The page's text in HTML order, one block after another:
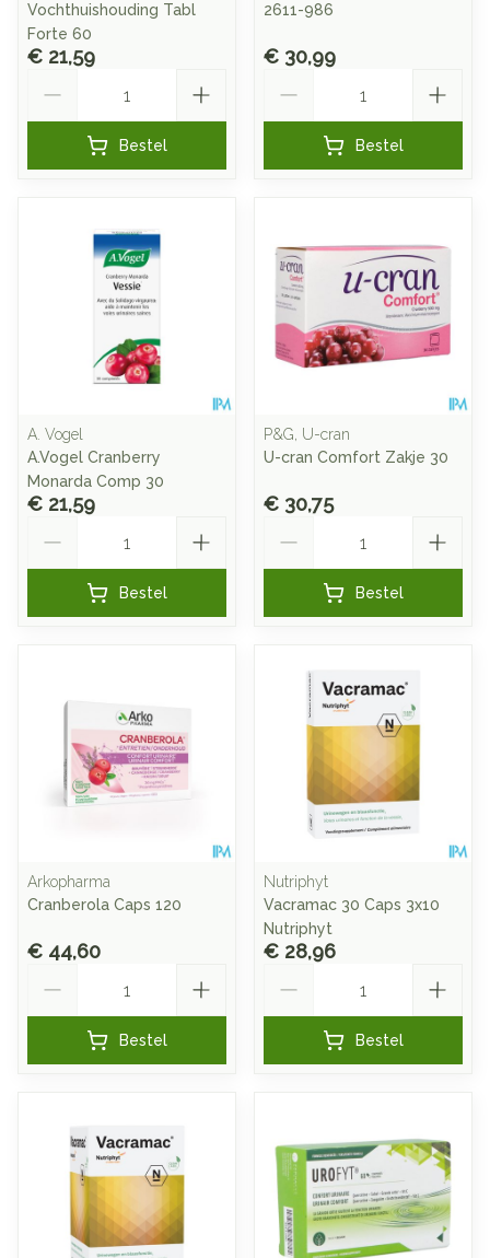
Vochthuishouding Tabl
Forte 60
€ 21,59
Bestel
2611-986
€ 30,99
Bestel
A. Vogel
A.Vogel Cranberry
Monarda Comp 30
€ 21,59
Bestel
P&G, U-cran
U-cran Comfort Zakje 30
€ 30,75
Bestel
Arkopharma
Cranberola Caps 120
€ 44,60
Bestel
Nutriphyt
Vacramac 30 Caps 3x10
Nutriphyt
€ 28,96
Bestel